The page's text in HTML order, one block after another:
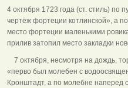
4 октября 1723 года (ст. стиль) по
чертёж фортеции котлинской», а
место фортеции маленькими
прилив затопил место закладки
7 октября, несмотря на дождь,
«перво был молебен с
Кронштадт, а по молебне наперед